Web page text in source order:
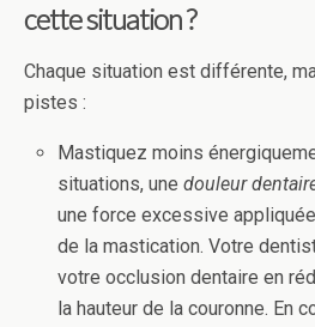
cette situation ?
Chaque situation est différente,
pistes :
Mastiquez moins
situations, unedouleur
une force excessive
de la mastication. Votre
votre occlusion dentaire en
la hauteur de la couronne. En